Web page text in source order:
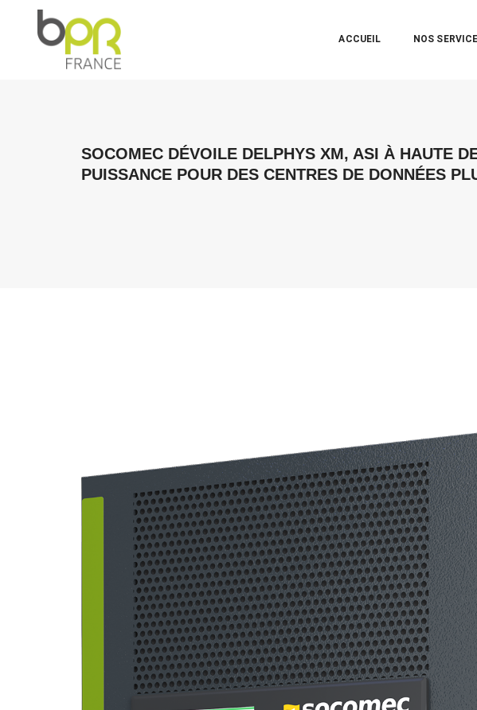
ACCUEIL NOS
SOCOMEC DÉVOILE DELPHYS XM, ASI À HAUTE
PUISSANCE POUR DES CENTRES DE DONNÉES